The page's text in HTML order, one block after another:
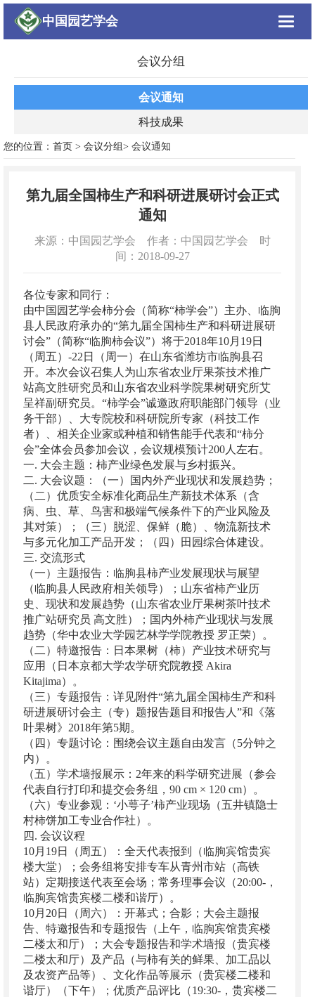
中国园艺学会
Toggle
会议分组
会议通知
科技成果
您的位置： 首页 > 会议分组 > 会议通知
第九届全国柿生产和科研进展研讨会正式
通知
来源：中国园艺学会 作者：中国园艺学会 时
间：2018-09-27
各位专家和同行：
由中国园艺学会柿分会（简称“柿学会”）主办、临朐
县人民政府承办的“第九届全国柿生产和科研进展研
讨会”（简称“临朐柿会议”）将于2018年10月19日
（周五）-22日（周一）在山东省潍坊市临朐县召
开。本次会议召集人为山东省农业厅果茶技术推广
站高文胜研究员和山东省农业科学院果树研究所艾
呈祥副研究员。“柿学会”诚邀政府职能部门领导（业
务干部）、大专院校和科研院所专家（科技工作
者）、相关企业家或种植和销售能手代表和“柿分
会”全体会员参加会议，会议规模预计200人左右。
一. 大会主题：柿产业绿色发展与乡村振兴。
二. 大会议题：（一）国内外产业现状和发展趋势；
（二）优质安全标准化商品生产新技术体系（含
病、虫、草、鸟害和极端气候条件下的产业风险及
其对策）；（三）脱涩、保鲜（脆）、物流新技术
与多元化加工产品开发；（四）田园综合体建设。
三. 交流形式
（一）主题报告：临朐县柿产业发展现状与展望
（临朐县人民政府相关领导）；山东省柿产业历
史、现状和发展趋势（山东省农业厅果树茶叶技术
推广站研究员 高文胜）；国内外柿产业现状与发展
趋势（华中农业大学园艺林学学院教授 罗正荣）。
（二）特邀报告：日本果树（柿）产业技术研究与
应用（日本京都大学农学研究院教授 Akira
Kitajima）。
（三）专题报告：详见附件“第九届全国柿生产和科
研进展研讨会主（专）题报告题目和报告人”和《落
叶果树》2018年第5期。
（四）专题讨论：围绕会议主题自由发言（5分钟之
内）。
（五）学术墙报展示：2年来的科学研究进展（参会
代表自行打印和提交会务组，90 cm × 120 cm）。
（六）专业参观：‘小萼子’柿产业现场（五井镇隐士
村柿饼加工专业合作社）。
四. 会议议程
10月19日（周五）：全天代表报到（临朐宾馆贵宾
楼大堂）；会务组将安排专车从青州市站（高铁
站）定期接送代表至会场；常务理事会议（20:00-，
临朐宾馆贵宾楼二楼和谐厅）。
10月20日（周六）：开幕式；合影；大会主题报
告、特邀报告和专题报告（上午，临朐宾馆贵宾楼
二楼太和厅）；大会专题报告和学术墙报（贵宾楼
二楼太和厅）及产品（与柿有关的鲜果、加工品以
及农资产品等）、文化作品等展示（贵宾楼二楼和
谐厅）（下午）；优质产品评比（19:30-，贵宾楼二